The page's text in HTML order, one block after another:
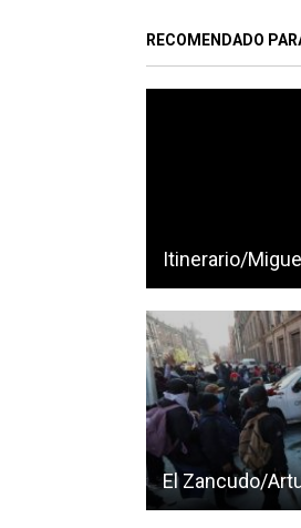
RECOMENDADO
Itinerario/
El Zancudo/